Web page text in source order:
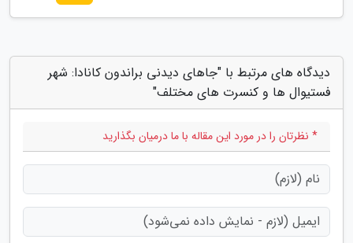
دیدگاه های مرتبط با "جاهای دیدنی براندون کانادا: شهر
فستیوال ها و کنسرت های مختلف"
* نظرتان را در مورد این مقاله با ما درمیان بگذارید